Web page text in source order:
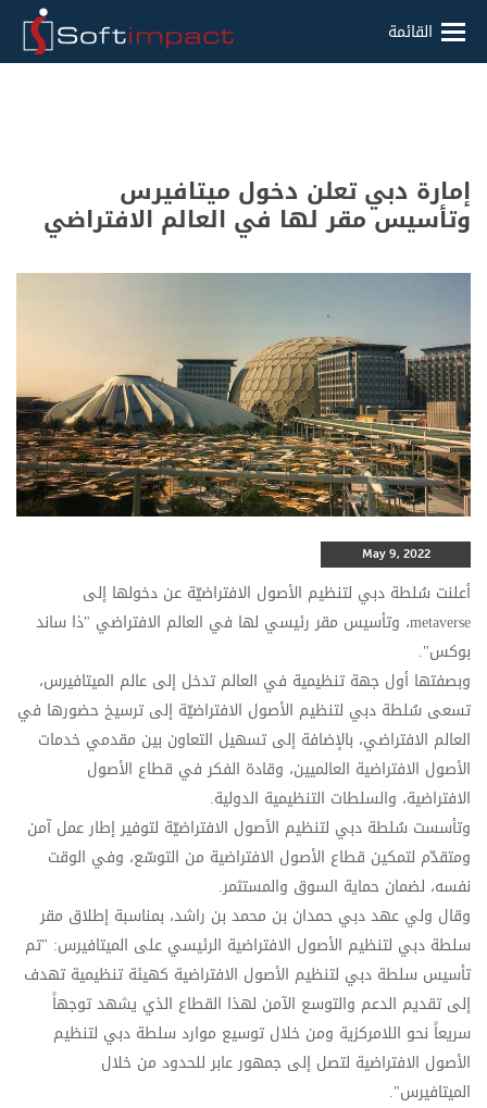
القائمة
إمارة دبي تعلن دخول ميتافيرس
وتأسيس مقر لها في العالم الافتراضي
May 9, 2022
أعلنت سُلطة دبي لتنظيم الأصول الافتراضيّة عن دخولها إلى
metaverse، وتأسيس مقر رئيسي لها في العالم الافتراضي "ذا ساند
بوكس".
وبصفتها أول جهة تنظيمية في العالم تدخل إلى عالم الميتافيرس،
تسعى سُلطة دبي لتنظيم الأصول الافتراضيّة إلى ترسيخ حضورها في
العالم الافتراضي، بالإضافة إلى تسهيل التعاون بين مقدمي خدمات
الأصول الافتراضية العالميين، وقادة الفكر في قطاع الأصول
الافتراضية، والسلطات التنظيمية الدولية.
وتأسست سُلطة دبي لتنظيم الأصول الافتراضيّة لتوفير إطار عمل آمن
ومتقدّم لتمكين قطاع الأصول الافتراضية من التوسّع، وفي الوقت
نفسه، لضمان حماية السوق والمستثمر.
وقال ولي عهد دبي حمدان بن محمد بن راشد، بمناسبة إطلاق مقر
سلطة دبي لتنظيم الأصول الافتراضية الرئيسي على الميتافيرس: "تم
تأسيس سلطة دبي لتنظيم الأصول الافتراضية كهيئة تنظيمية تهدف
إلى تقديم الدعم والتوسع الآمن لهذا القطاع الذي يشهد توجهاً
سريعاً نحو اللامركزية ومن خلال توسيع موارد سلطة دبي لتنظيم
الأصول الافتراضية لتصل إلى جمهور عابر للحدود من خلال
الميتافيرس".